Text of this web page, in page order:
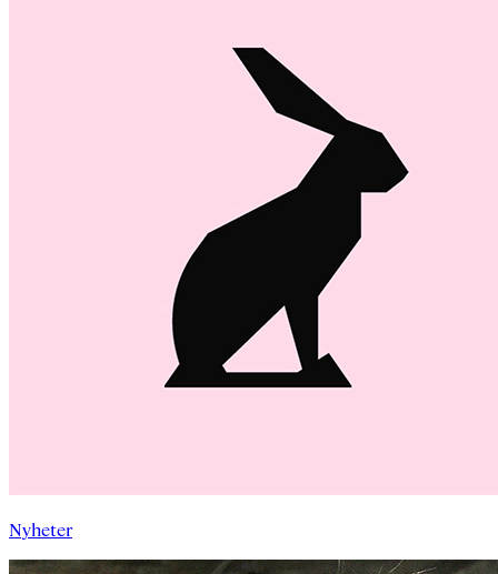
Nyheter